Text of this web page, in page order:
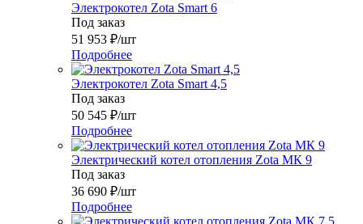
Электрокотел Zota Smart 6
Под заказ
51 953 ₽/шт
Подробнее
Электрокотел Zota Smart 4,5
Под заказ
50 545 ₽/шт
Подробнее
Электрический котел отопления Zota МК 9
Под заказ
36 690 ₽/шт
Подробнее